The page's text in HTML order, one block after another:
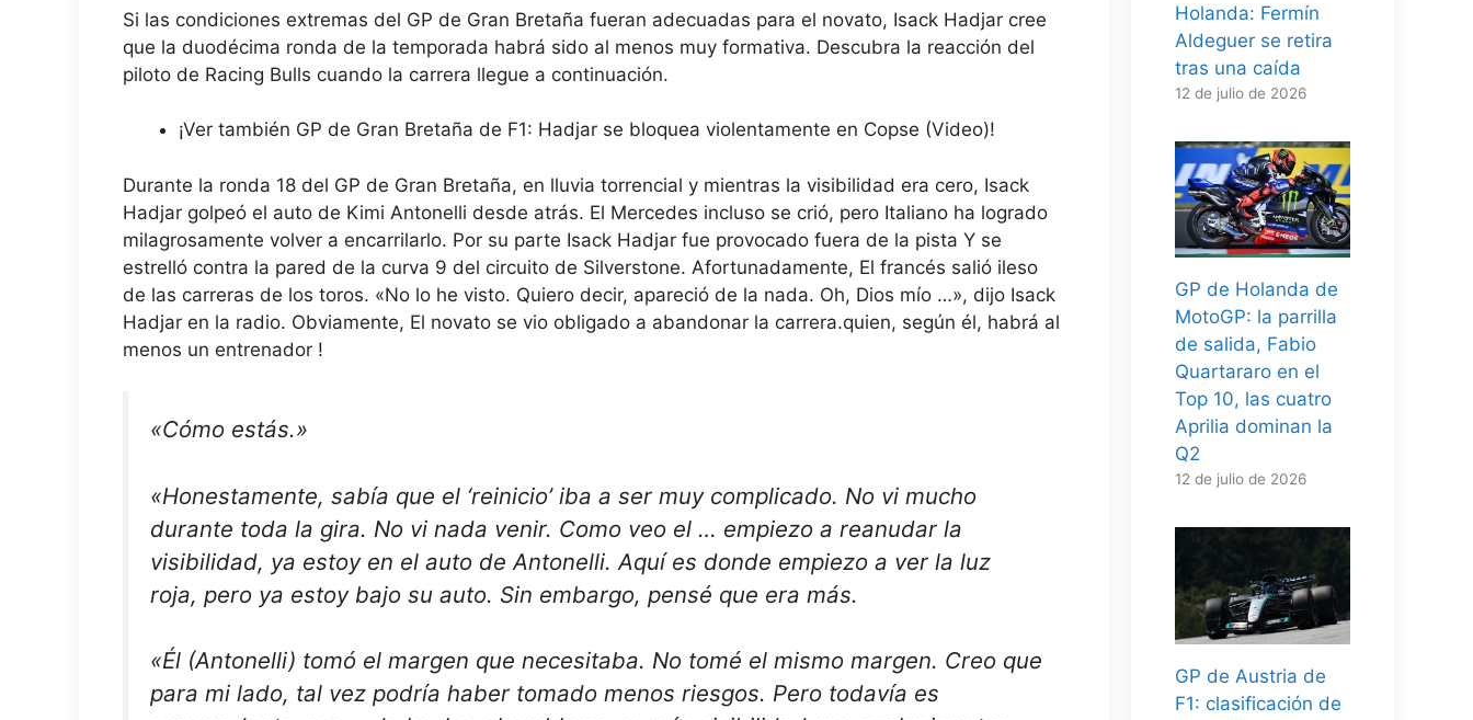
Si las condiciones extremas del GP de Gran Bretaña fueran adecuadas para el novato, Isack Hadjar cree
que la duodécima ronda de la temporada habrá sido al menos muy formativa. Descubra la reacción del
piloto de Racing Bulls cuando la carrera llegue a continuación.
¡Ver también GP de Gran Bretaña de F1: Hadjar se bloquea violentamente en Copse (Video)!
Durante la ronda 18 del GP de Gran Bretaña, en lluvia torrencial y mientras la visibilidad era cero, Isack
Hadjar golpeó el auto de Kimi Antonelli desde atrás. El Mercedes incluso se crió, pero Italiano ha logrado
milagrosamente volver a encarrilarlo. Por su parte Isack Hadjar fue provocado fuera de la pista Y se
estrelló contra la pared de la curva 9 del circuito de Silverstone. Afortunadamente, El francés salió ileso
de las carreras de los toros. «No lo he visto. Quiero decir, apareció de la nada. Oh, Dios mío …», dijo Isack
Hadjar en la radio. Obviamente, El novato se vio obligado a abandonar la carrera.quien, según él, habrá al
menos un entrenador !
«Cómo estás.»
«Honestamente, sabía que el ‘reinicio’ iba a ser muy complicado. No vi mucho
durante toda la gira. No vi nada venir. Como veo el … empiezo a reanudar la
visibilidad, ya estoy en el auto de Antonelli. Aquí es donde empiezo a ver la luz
roja, pero ya estoy bajo su auto. Sin embargo, pensé que era más.
«Él (Antonelli) tomó el margen que necesitaba. No tomé el mismo margen. Creo que
para mi lado, tal vez podría haber tomado menos riesgos. Pero todavía es
Holanda: Fermín
Aldeguer se retira
tras una caída
12 de julio de 2026
GP de Holanda de
MotoGP: la parrilla
de salida, Fabio
Quartararo en el
Top 10, las cuatro
Aprilia dominan la
Q2
12 de julio de 2026
GP de Austria de
F1: clasificación de